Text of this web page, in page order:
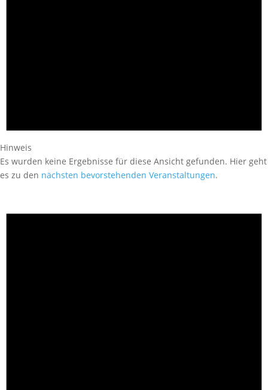
Hinweis
Es wurden keine Ergebnisse für diese Ansicht gefunden. Hier geht
es zu den nächsten bevorstehenden Veranstaltungen.